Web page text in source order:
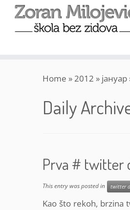
Home »2012 » јануар
Daily
Prva # twitter
This entry was posted in twitter
Kao što rekoh, brzina